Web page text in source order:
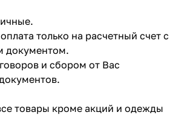
только на расчетный счет с
документом.
и сбором от Вас
товары кроме акций и одежды